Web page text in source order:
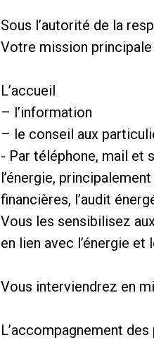
Sous l’autorité de la
Votre mission
L’accueil
– l’information
– le conseil aux
- Par téléphone, mail et
l’énergie,
financières, l’audit
Vous les sensibilisez
en lien avec l’énergie et
Vous interviendrez en
L’accompagnement